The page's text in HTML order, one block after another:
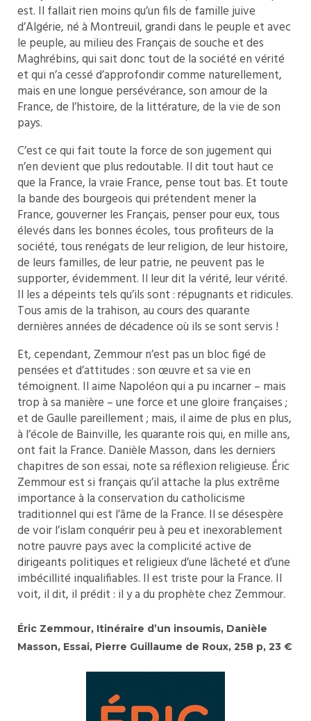
est. Il fallait rien moins qu’un fils de famille juive
d’Algérie, né à Montreuil, grandi dans le peuple et avec
le peuple, au milieu des Français de souche et des
Maghrébins, qui sait donc tout de la société en vérité
et qui n’a cessé d’approfondir comme naturellement,
mais en une longue persévérance, son amour de la
France, de l’histoire, de la littérature, de la vie de son
pays.
C’est ce qui fait toute la force de son jugement qui
n’en devient que plus redoutable. Il dit tout haut ce
que la France, la vraie France, pense tout bas. Et toute
la bande des bourgeois qui prétendent mener la
France, gouverner les Français, penser pour eux, tous
élevés dans les bonnes écoles, tous profiteurs de la
société, tous renégats de leur religion, de leur histoire,
de leurs familles, de leur patrie, ne peuvent pas le
supporter, évidemment. Il leur dit la vérité, leur vérité.
Il les a dépeints tels qu’ils sont : répugnants et ridicules.
Tous amis de la trahison, au cours des quarante
dernières années de décadence où ils se sont servis !
Et, cependant, Zemmour n’est pas un bloc figé de
pensées et d’attitudes : son œuvre et sa vie en
témoignent. Il aime Napoléon qui a pu incarner – mais
trop à sa manière – une force et une gloire françaises ;
et de Gaulle pareillement ; mais, il aime de plus en plus,
à l’école de Bainville, les quarante rois qui, en mille ans,
ont fait la France. Danièle Masson, dans les derniers
chapitres de son essai, note sa réflexion religieuse. Éric
Zemmour est si français qu’il attache la plus extrême
importance à la conservation du catholicisme
traditionnel qui est l’âme de la France. Il se désespère
de voir l’islam conquérir peu à peu et inexorablement
notre pauvre pays avec la complicité active de
dirigeants politiques et religieux d’une lâcheté et d’une
imbécillité inqualifiables. Il est triste pour la France. Il
voit, il dit, il prédit : il y a du prophète chez Zemmour.
Éric Zemmour, Itinéraire d’un insoumis, Danièle
Masson, Essai, Pierre Guillaume de Roux, 258 p, 23 €